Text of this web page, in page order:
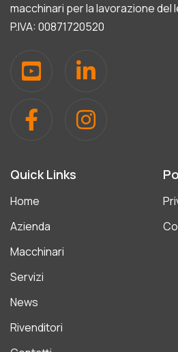
macchinari per la lavorazione del
P.IVA: 00871720520
Quick Links
Home
Azienda
Macchinari
Servizi
News
Rivenditori